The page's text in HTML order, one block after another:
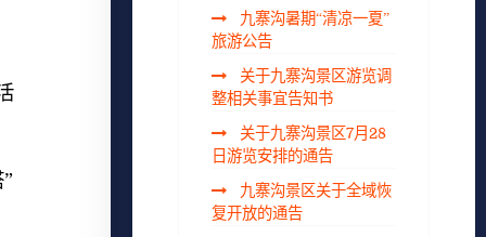
九寨沟暑期“清凉一夏”
旅游公告
关于九寨沟景区游览调
整相关事宜告知书
关于九寨沟景区7月28
日游览安排的通告
九寨沟景区关于全域恢
复开放的通告